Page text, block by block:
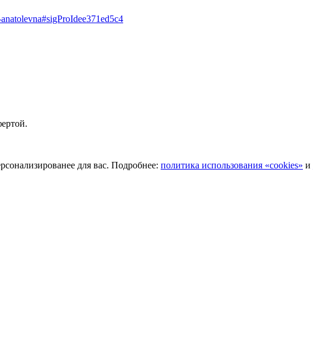
для вас. Подробнее: политика использования «cookies» и